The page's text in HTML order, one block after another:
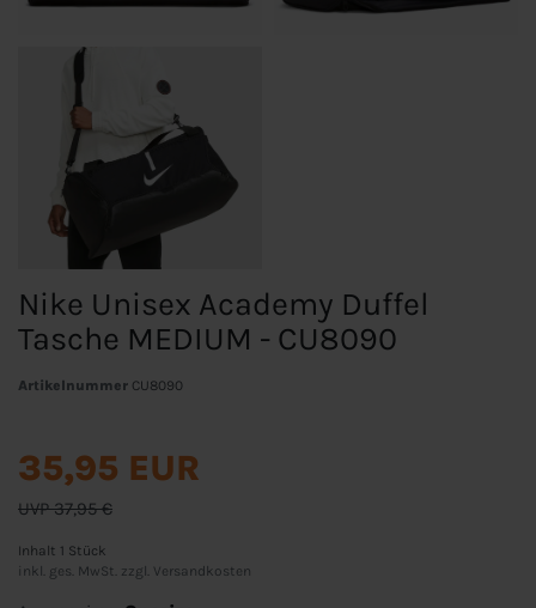
Nike Unisex Academy Duffel
Tasche MEDIUM - CU8090
Artikelnummer CU8090
UVP 37,95 €
35,95 EUR
Inhalt 1 Stück
inkl. ges. MwSt. zzgl. Versandkosten